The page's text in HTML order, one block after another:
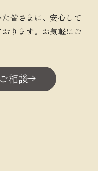
皆さまに、安心して
ります。お気軽にご
相談